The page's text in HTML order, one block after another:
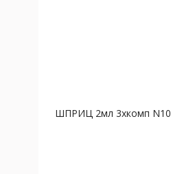
ШПРИЦ 2мл 3хкомп N10